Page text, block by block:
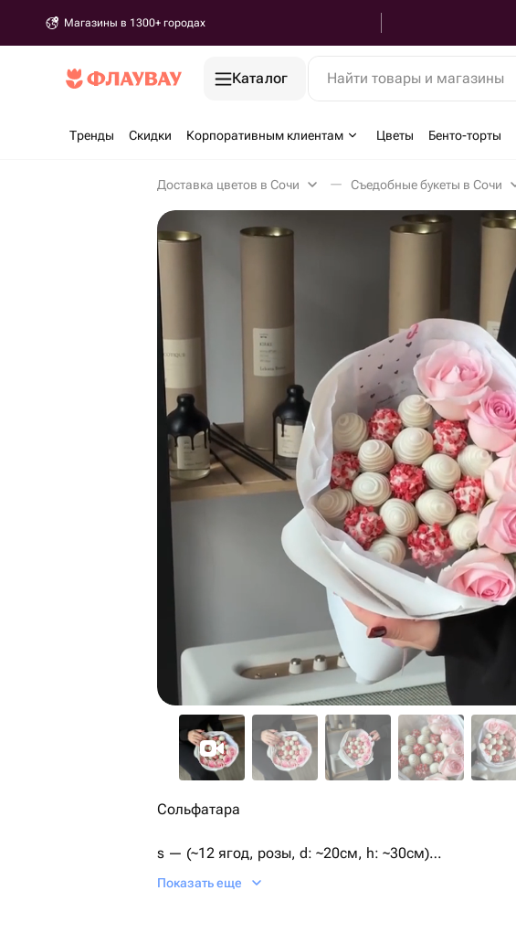
Магазины в 1300+ городах
Каталог Найти товары и магазины
Тренды Скидки Корпоративным клиентам Цветы Бенто-торты
Доставка цветов в Сочи Съедобные букеты в Сочи
Сольфатара
s — (~12 ягод, розы, d: ~20см, h: ~30см)
Показать еще